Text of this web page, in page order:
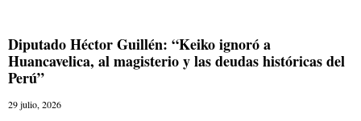
Diputado Héctor Guillén: “Keiko ignoró a
Huancavelica, al magisterio y las deudas históricas del
Perú”
29 julio, 2026